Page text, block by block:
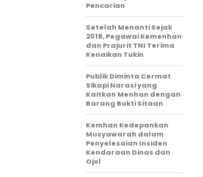
Pencarian
Setelah Menanti Sejak
2018, Pegawai Kemenhan
dan Prajurit TNI Terima
Kenaikan Tukin
Publik Diminta Cermat
Sikapi Narasi yang
Kaitkan Menhan dengan
Barang Bukti Sitaan
Kemhan Kedepankan
Musyawarah dalam
Penyelesaian Insiden
Kendaraan Dinas dan
Ojol